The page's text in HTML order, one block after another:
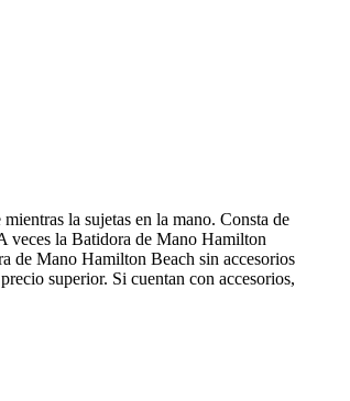
la sujetas en la mano. Consta de
veces la Batidora de Mano Hamilton
de Mano Hamilton Beach sin accesorios
superior. Si cuentan con accesorios,